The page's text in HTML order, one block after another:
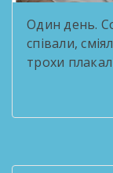
Один день.
співали,
трохи
навчання
проєктів,